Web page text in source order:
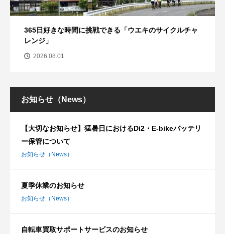
365日好きな時間に挑戦できる「ウエキのサイクルチャ
レンジ」
2026.08.01
お知らせ（News）
【大切なお知らせ】猛暑日におけるDi2・E-bikeバッテリ
ー保管について
お知らせ（News）
夏季休業のお知らせ
お知らせ（News）
自転車買取サポートサービスのお知らせ